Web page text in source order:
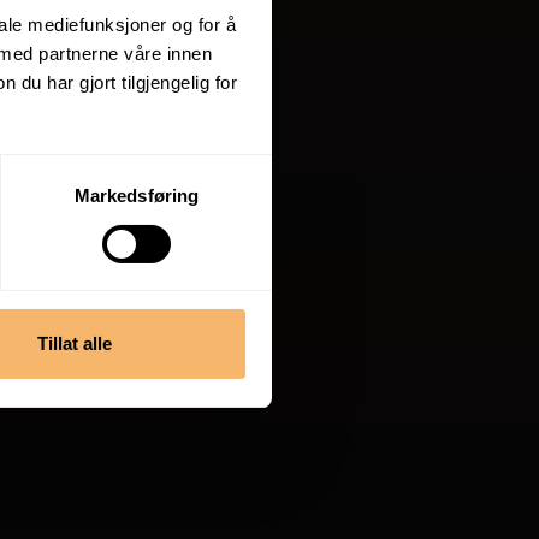
mediefunksjoner og for å
partnerne våre innen
du har gjort tilgjengelig for
Markedsføring
Tillat alle